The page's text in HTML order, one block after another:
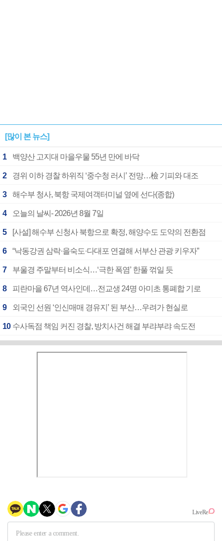
[많이 본 뉴스]
1 백양산 고지대 마을우물 55년 만에 바닥
2 경위 이하 경찰 하위직 ‘중수청 러시’ 전망…檢 기피와 대조
3 해수부 청사, 북항 국제여객터미널 옆에 선다(종합)
4 오늘의 날씨- 2026년 8월 7일
5 [사설] 해수부 신청사 북항으로 확정, 해양수도 도약의 전환점
6 “낙동강권 삼락·을숙도·다대포 연결해 서부산 관광 키우자”
7 부울경 주말부터 비소식…‘극한 폭염’ 한풀 꺾일 듯
8 피란마을 67년 역사인데…전교생 24명 아미초 통폐합 기로
9 외국인 선원 ‘인신매매 경유지’ 된 부산…우려가 현실로
10 수사독점 책임 커진 경찰, 방치사건 해결 부랴부랴 속도전